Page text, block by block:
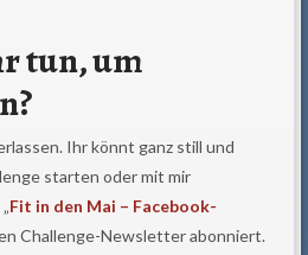
tun, um
Ihr könnt ganz still und
starten oder mit mir
Fit in den Mai – Facebook-
Challenge-Newsletter abonniert.